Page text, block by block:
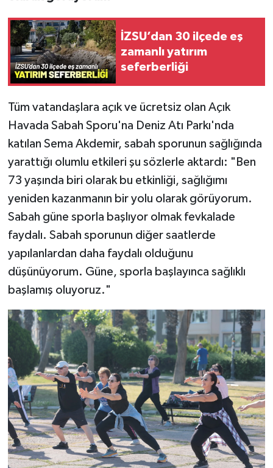
İZSU’dan 30 ilçede eş
zamanlı yatırım
seferberliği
Tüm vatandaşlara açık ve ücretsiz olan Açık
Havada Sabah Sporu'na Deniz Atı Parkı'nda
katılan Sema Akdemir, sabah sporunun sağlığında
yarattığı olumlu etkileri şu sözlerle aktardı: "Ben
73 yaşında biri olarak bu etkinliği, sağlığımı
yeniden kazanmanın bir yolu olarak görüyorum.
Sabah güne sporla başlıyor olmak fevkalade
faydalı. Sabah sporunun diğer saatlerde
yapılanlardan daha faydalı olduğunu
düşünüyorum. Güne, sporla başlayınca sağlıklı
başlamış oluyoruz."